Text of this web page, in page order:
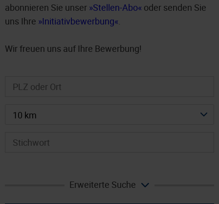
abonnieren Sie unser Stellen-Abo oder senden Sie
uns Ihre Initiativbewerbung .
Wir freuen uns auf Ihre Bewerbung!
10 km
Erweiterte Suche